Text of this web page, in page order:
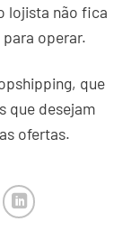
lojista não fica
operar.
que
que desejam
ofertas.